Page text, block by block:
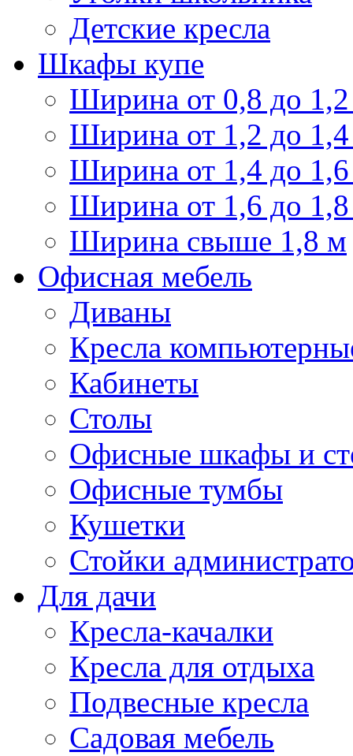
Детские кресла
Шкафы купе
Ширина от 0,8 до
Ширина от 1,2 до
Ширина от 1,4 до
Ширина от 1,6 до
Ширина свыше 1,8 м
Офисная мебель
Диваны
Кресла
Кабинеты
Столы
Офисные шкафы и
Офисные тумбы
Кушетки
Стойки
Для дачи
Кресла-качалки
Кресла для отдыха
Подвесные кресла
Садовая мебель